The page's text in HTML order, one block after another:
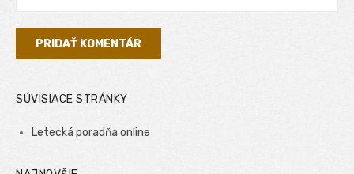
SÚVISIACE STRÁNKY
Letecká poradňa online